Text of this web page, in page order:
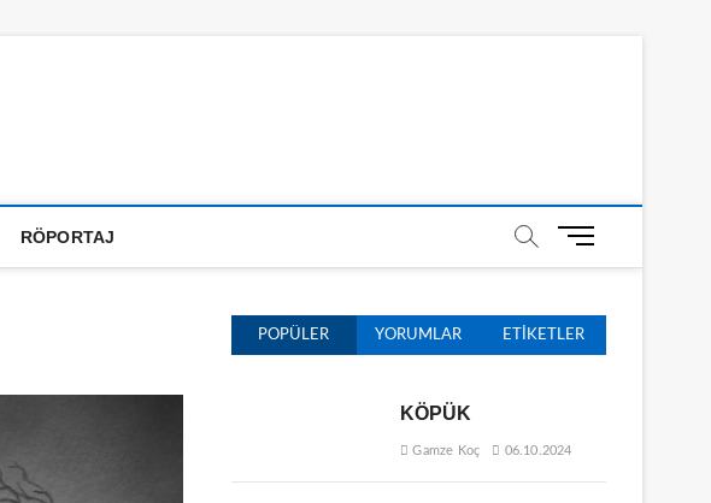
RÖPORTAJ
M
ü
D
e
POPÜLER YORUMLAR ETIKETLER
KÖPÜK
Gamze Koç 06.10.2024